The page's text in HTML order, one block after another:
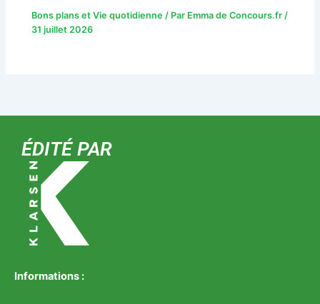
Bons plans et Vie quotidienne / Par Emma de Concours.fr/
31 juillet 2026
ÉDITÉ PAR
Informations :